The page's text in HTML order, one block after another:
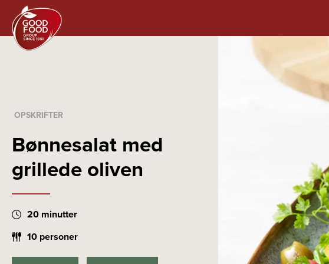
OPSKRIFTER
Bønnesalat med
grillede oliven
20 minutter
10 personer